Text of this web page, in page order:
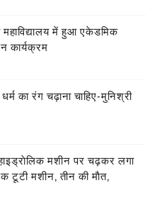
महाविद्यालय में हुआ एकेडमिक
कार्यक्रम
का रंग चढ़ाना चाहिए-मुनिश्री
मशीन पर चढ़कर लगा
टूटी मशीन, तीन की माैत,